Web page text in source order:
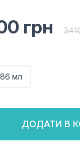
грн
86 мл
ДОДАТИ В